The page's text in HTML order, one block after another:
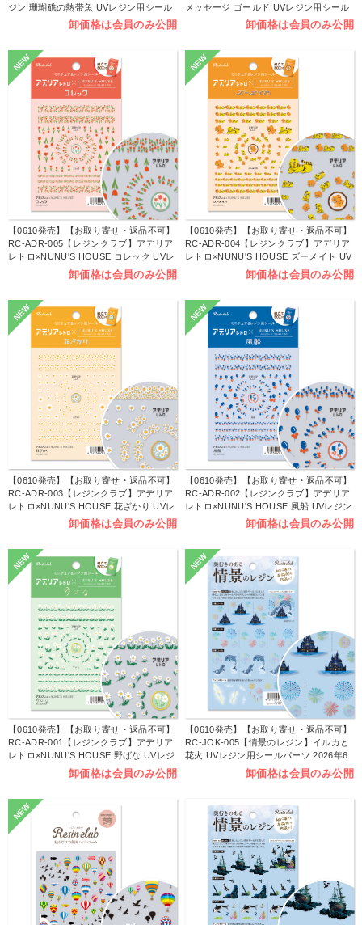
ジン 珊瑚礁の熱帯魚 UVレジン用シール
パーツ 2026年7月発売 (枚)卸価格は会員のみ公開
メッセージ ゴールド UVレジン用シール
パーツ 2026年7月発売 (枚)卸価格は会員のみ公開
NEW
【0610発売】【お取り寄せ・返品不可】
RC-ADR-005【レジンクラブ】アデリア
レトロ×NUNU'S HOUSE コレック UVレ
ジン用シールパーツ 2026年6月発売 発売
卸価格は会員のみ公開
NEW
【0610発売】【お取り寄せ・返品不可】
RC-ADR-004【レジンクラブ】アデリア
レトロ×NUNU'S HOUSE ズーメイト UV
レジン用シールパーツ 2026年6月発売 発
卸価格は会員のみ公開
NEW
【0610発売】【お取り寄せ・返品不可】
RC-ADR-003【レジンクラブ】アデリア
レトロ×NUNU'S HOUSE 花ざかり UVレ
ジン用シールパーツ 2026年6月発売 発売
卸価格は会員のみ公開
NEW
【0610発売】【お取り寄せ・返品不可】
RC-ADR-002【レジンクラブ】アデリア
レトロ×NUNU'S HOUSE 風船 UVレジン
用シールパーツ 2026年6月発売 発売 (枚)
卸価格は会員のみ公開
NEW
【0610発売】【お取り寄せ・返品不可】
RC-ADR-001【レジンクラブ】アデリア
レトロ×NUNU'S HOUSE 野ばな UVレジ
ン用シールパーツ 2026年6月発売 発売
卸価格は会員のみ公開
NEW
【0610発売】【お取り寄せ・返品不可】
RC-JOK-005【情景のレジン】イルカと
花火 UVレジン用シールパーツ 2026年6
月発売 発売 (枚)卸価格は会員のみ公開
NEW